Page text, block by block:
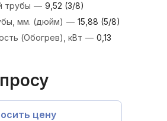
трубы — 9,52 (3/8)
мм. (дюйм) — 15,88 (5/8)
(Обогрев), кВт — 0,13
цену